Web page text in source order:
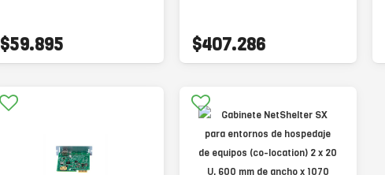
$59.895 $407.286